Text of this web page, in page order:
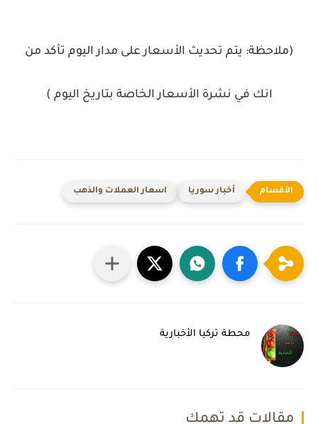
(ملاحظة: يتم تحديث الأسعار على مدار اليوم تأكد من
انك في نشرة الأسعار الخاصة بتاريخ اليوم )
أخبار سوريا اسعار العملات والذهب
محطة تركيا الأخبارية
مقالات قد تهمك